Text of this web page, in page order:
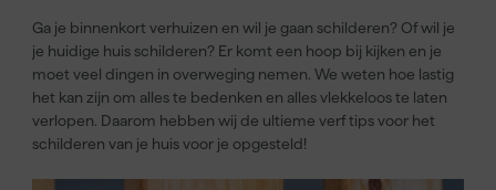
Ga je binnenkort verhuizen en wil je gaan schilderen? Of wil je
je huidige huis schilderen? Er komt een hoop bij kijken en je
moet veel dingen in overweging nemen. We weten hoe lastig
het kan zijn om alles te bedenken en alles vlekkeloos te laten
verlopen. Daarom hebben wij de ultieme verf tips voor het
schilderen van je huis voor je opgesteld!